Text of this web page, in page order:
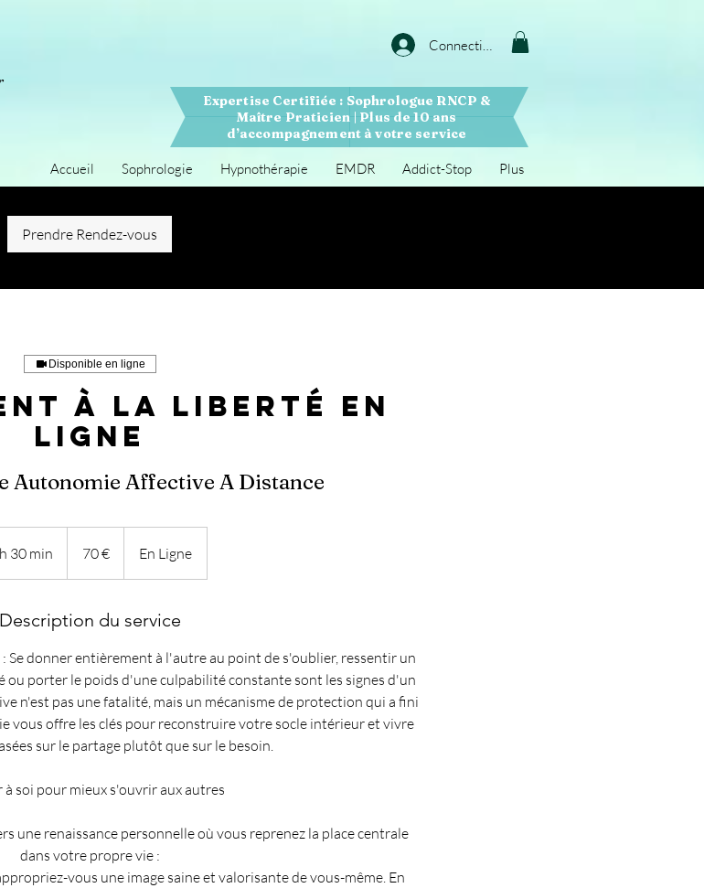
Connection
Expertise Certifiée : Sophrologue RNCP &
Maître Praticien | Plus de 10 ans
d’accompagnement à votre service
Accueil Sophrologie Hypnothérapie EMDR Addict-Stop Plus
Prendre Rendez-vous
Disponible en ligne
à la Liberté En
Ligne
Autonomie Affective A Distance
30 min
3
m
n
70 € En Ligne
Description du service
Se donner entièrement à l'autre au point de s'oublier, ressentir un
ou porter le poids d'une culpabilité constante sont les signes d'un
n'est pas une fatalité, mais un mécanisme de protection qui a fini
vous offre les clés pour reconstruire votre socle intérieur et vivre
sur le partage plutôt que sur le besoin.
à soi pour mieux s'ouvrir aux autres
une renaissance personnelle où vous reprenez la place centrale
dans votre propre vie :
vous une image saine et valorisante de vous-même. En